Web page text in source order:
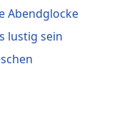
Abendglocke
lustig sein